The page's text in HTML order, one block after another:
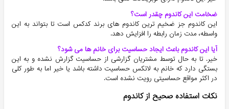
ضخامت این کاندوم چقدر است؟
این کاندوم جز ضخیم ترین کاندوم های برند کدکس است تا بتواند به این
واسطه، مدت زمان رابطه را افزایش دهد.
آیا این کاندوم باعث ایجاد حساسیت برای خانم ها می شود؟
خیر. تا به حال توسط مشتریان گزارشی از حساسیت گزارش نشده و به این
بستگی دارد که خانم به لاتکس حساسیت داشته باشد یا خیر اما به طور کلی
در اکثر مواقع حساسیتی رویت نشده است.
نکات استفاده صحیح از کاندوم